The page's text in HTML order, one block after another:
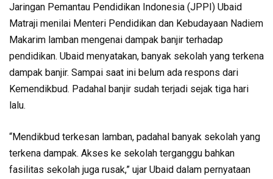
Jaringan Pemantau Pendidikan Indonesia (JPPI) Ubaid
Matraji menilai Menteri Pendidikan dan Kebudayaan Nadiem
Makarim lamban mengenai dampak banjir terhadap
pendidikan. Ubaid menyatakan, banyak sekolah yang terkena
dampak banjir. Sampai saat ini belum ada respons dari
Kemendikbud. Padahal banjir sudah terjadi sejak tiga hari
lalu.
“Mendikbud terkesan lamban, padahal banyak sekolah yang
terkena dampak. Akses ke sekolah terganggu bahkan
fasilitas sekolah juga rusak,” ujar Ubaid dalam pernyataan